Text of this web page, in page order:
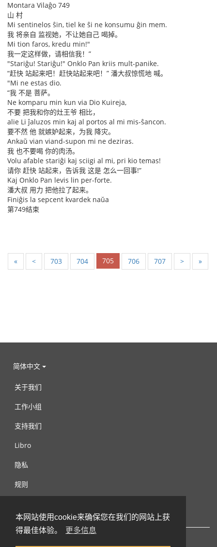
本网站使用cookie来确保您在我们的网站上获
得最佳体验。
更多信息
Montara Vilaĝo 749
山 村
Mi sentinelos ŝin, tiel ke ŝi ne konsumu ĝin mem.
我 将亲自 监视她，不让她自己 喝掉。
Mi tion faros, kredu min!"
我一定这样做，请相信我！”
"Stariĝu! Stariĝu!" Onklo Pan kriis mult-panike.
“赶快 站起来吧！赶快站起来吧！” 潘大叔惊慌地 喊。
"Mi ne estas dio.
“我 不是 菩萨。
Ne komparu min kun via Dio Kuireja,
不要 把我和你的灶王爷 相比，
alie Li ĵaluzos min kaj al portos al mi mis-ŝancon.
要不然 他 就嫉妒起来，为我 降灾。
Ankaŭ vian viand-supon mi ne deziras.
我 也不要喝 你的肉汤。
Volu afable stariĝi kaj sciigi al mi, pri kio temas!
请你 赶快 站起来，告诉我 这是 怎么一回事!”
Kaj Onklo Pan levis lin per-forte.
潘大叔 用力 把他拉了起来。
Finiĝis la sepcent kvardek naŭa
第749结束
« < 703 704 705 706 707 > »
简体中文
关于我们
工作小组
支持我们
Libro
隐私
规则